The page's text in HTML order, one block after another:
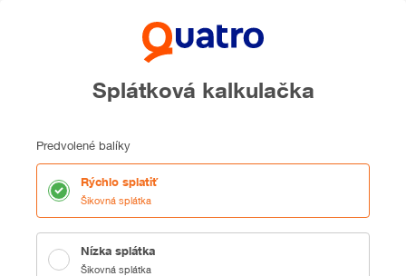
Splátková kalkulačka
Predvolené balíky
Rýchlo splatiť
Šikovná splátka
Nízka splátka
Šikovná splátka